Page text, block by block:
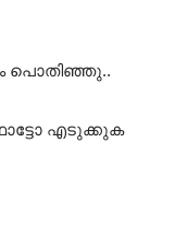
പൊതിഞ്ഞു..
എടുക്കുക